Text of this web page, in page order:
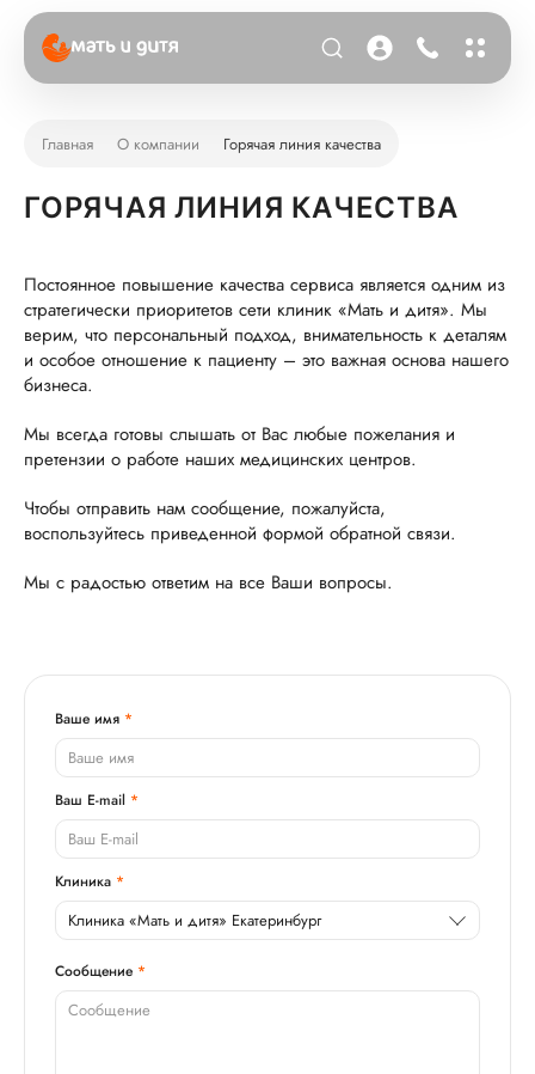
Главная О компании Горячая линия качества
ГОРЯЧАЯ ЛИНИЯ КАЧЕСТВА
Постоянное повышение качества сервиса является одним из
стратегически приоритетов сети клиник «Мать и дитя». Мы
верим, что персональный подход, внимательность к деталям
и особое отношение к пациенту – это важная основа нашего
бизнеса.
Мы всегда готовы слышать от Вас любые пожелания и
претензии о работе наших медицинских центров.
Чтобы отправить нам сообщение, пожалуйста,
воспользуйтесь приведенной формой обратной связи.
Мы c радостью ответим на все Ваши вопросы.
Ваше имя
Ваш E-mail
Клиника
Клиника «Мать и дитя» Екатеринбург
Сообщение